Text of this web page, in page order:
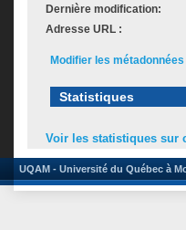
Dernière modification:
Adresse URL :
Modifier les
Statistiques
Voir les statistiques sur
UQAM - Université du Québec à